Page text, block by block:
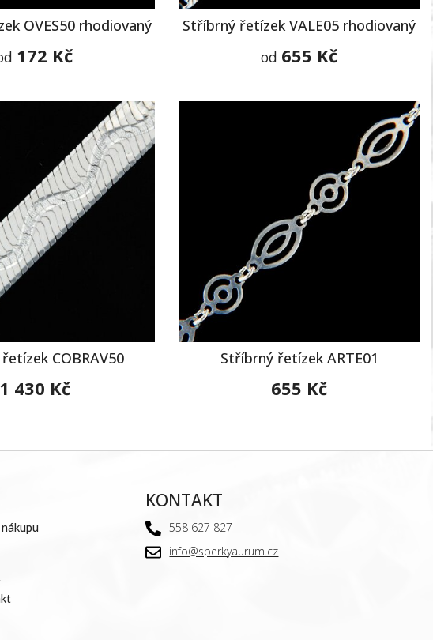
OVES50 rhodiovaný
172 Kč
Stříbrný řetízek VALE05 rhodiovaný
od 655 Kč
COBRAV50
1 430 Kč
Stříbrný řetízek ARTE01
655 Kč
KONTAKT
558 627 827
info@sperkyaurum.cz